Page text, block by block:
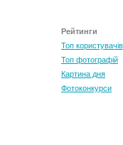
Рейтинги
Топ користувачів
Топ фотографій
Картина дня
Фотоконкурси